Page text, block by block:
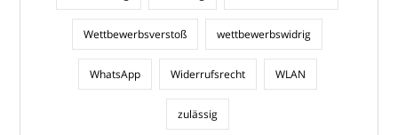
Wettbewerbsverstoß wettbewerbswidrig
WhatsApp Widerrufsrecht WLAN
zulässig